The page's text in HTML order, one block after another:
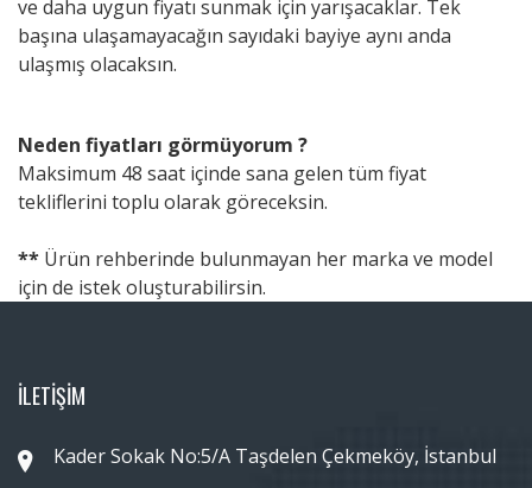
ve daha uygun fiyatı sunmak için yarışacaklar. Tek
başına ulaşamayacağın sayıdaki bayiye aynı anda
ulaşmış olacaksın.
Neden fiyatları görmüyorum ?
Maksimum 48 saat içinde sana gelen tüm fiyat
tekliflerini toplu olarak göreceksin.
** Ürün rehberinde bulunmayan her marka ve model
için de istek oluşturabilirsin.
İLETİŞİM
Kader Sokak No:5/A Taşdelen Çekmeköy, İstanbul